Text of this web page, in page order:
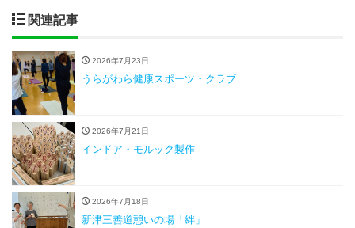
関連記事
2026年7月23日
うらがわら健康スポーツ・クラブ
2026年7月21日
インドア・モルック製作
2026年7月18日
新津三善道憩いの場「絆」